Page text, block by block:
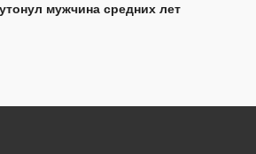
мужчина средних лет